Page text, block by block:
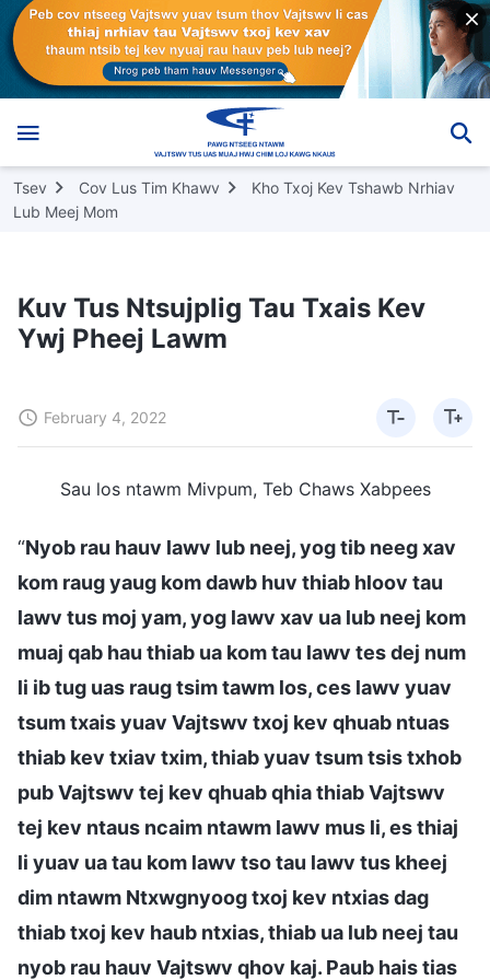
Tsev Cov Lus Tim Khawv
Kho Txoj Kev Tshawb Nrhiav
Lub Meej Mom
Kuv Tus Ntsujplig Tau Txais Kev
Ywj Pheej Lawm
February 4, 2022
Sau los ntawm Mivpum, Teb Chaws Xabpees
“Nyob rau hauv lawv lub neej, yog tib neeg xav
kom raug yaug kom dawb huv thiab hloov tau
lawv tus moj yam, yog lawv xav ua lub neej kom
muaj qab hau thiab ua kom tau lawv tes dej num
li ib tug uas raug tsim tawm los, ces lawv yuav
tsum txais yuav Vajtswv txoj kev qhuab ntuas
thiab kev txiav txim, thiab yuav tsum tsis txhob
pub Vajtswv tej kev qhuab qhia thiab Vajtswv
tej kev ntaus ncaim ntawm lawv mus li, es thiaj
li yuav ua tau kom lawv tso tau lawv tus kheej
dim ntawm Ntxwgnyoog txoj kev ntxias dag
thiab txoj kev haub ntxias, thiab ua lub neej tau
nyob rau hauv Vajtswv qhov kaj. Paub hais tias